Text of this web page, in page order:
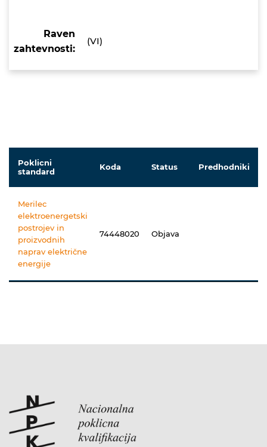
Raven
zahtevnosti:
(VI)
Poklicni
standard
Koda Status Predhodniki
Merilec
elektroenergetski
postrojev in
proizvodnih
naprav električne
energije
74448020 Objava